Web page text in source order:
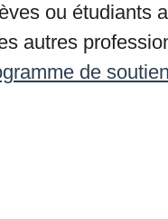
ou étudiants
autres
de